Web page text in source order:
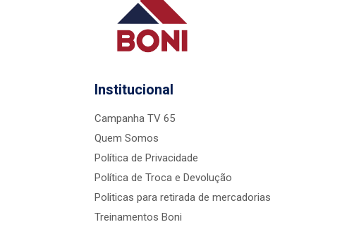
Institucional
Campanha TV 65
Quem Somos
Política de Privacidade
Política de Troca e Devolução
Politicas para retirada de mercadorias
Treinamentos Boni